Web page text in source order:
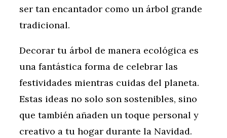
ser tan encantador como un árbol grande
tradicional.
Decorar tu árbol de manera ecológica es
una fantástica forma de celebrar las
festividades mientras cuidas del planeta.
Estas ideas no solo son sostenibles, sino
que también añaden un toque personal y
creativo a tu hogar durante la Navidad.